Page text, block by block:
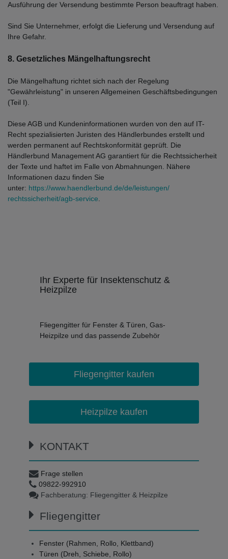
Ausführung der Versendung bestimmte Person beauftragt haben.
Sind Sie Unternehmer, erfolgt die Lieferung und Versendung auf
Ihre Gefahr.
8. Gesetzliches Mängelhaftungsrecht
Die Mängelhaftung richtet sich nach der Regelung
"Gewährleistung" in unseren Allgemeinen Geschäftsbedingungen
(Teil I).
Diese AGB und Kundeninformationen wurden von den auf IT-
Recht spezialisierten Juristen des Händlerbundes erstellt und
werden permanent auf Rechtskonformität geprüft. Die
Händlerbund Management AG garantiert für die Rechtssicherheit
der Texte und haftet im Falle von Abmahnungen. Nähere
Informationen dazu finden Sie
unter: https://www.haendlerbund.de/de/leistungen/
rechtssicherheit/agb-service
Ihr Experte für Insektenschutz &
Heizpilze
Fliegengitter für Fenster & Türen, Gas-
Heizpilze und das passende Zubehör
Fliegengitter kaufen
Heizpilze kaufen
KONTAKT
Frage stellen
09822-992910
Fachberatung: Fliegengitter & Heizpilze
Fliegengitter
Fenster (Rahmen, Rollo, Klettband)
Türen (Dreh, Schiebe, Rollo)